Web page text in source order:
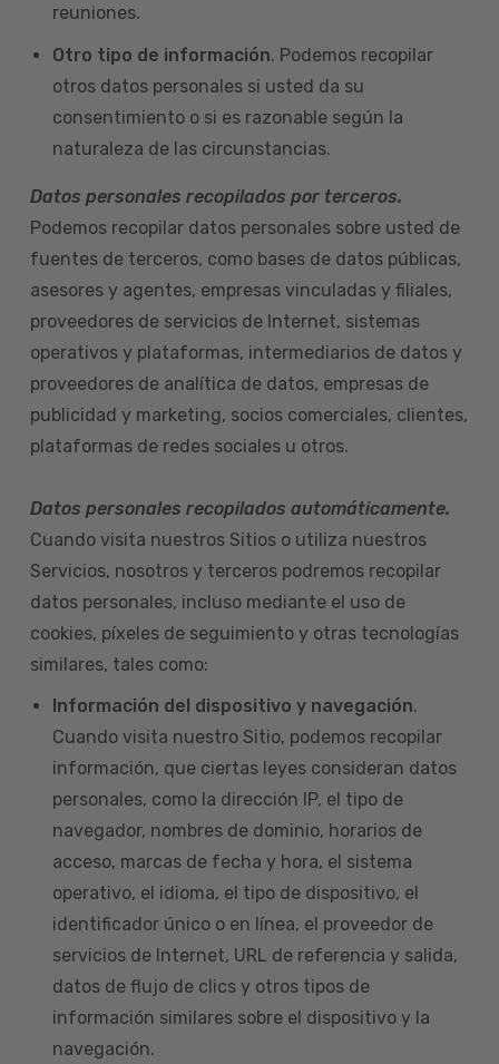
reuniones.
Otro tipo de información. Podemos recopilar
otros datos personales si usted da su
consentimiento o si es razonable según la
naturaleza de las circunstancias.
Datos personales recopilados por terceros.
Podemos recopilar datos personales sobre usted de
fuentes de terceros, como bases de datos públicas,
asesores y agentes, empresas vinculadas y filiales,
proveedores de servicios de Internet, sistemas
operativos y plataformas, intermediarios de datos y
proveedores de analítica de datos, empresas de
publicidad y marketing, socios comerciales, clientes,
plataformas de redes sociales u otros.
Datos personales recopilados automáticamente.
Cuando visita nuestros Sitios o utiliza nuestros
Servicios, nosotros y terceros podremos recopilar
datos personales, incluso mediante el uso de
cookies, píxeles de seguimiento y otras tecnologías
similares, tales como:
Información del dispositivo y navegación.
Cuando visita nuestro Sitio, podemos recopilar
información, que ciertas leyes consideran datos
personales, como la dirección IP, el tipo de
navegador, nombres de dominio, horarios de
acceso, marcas de fecha y hora, el sistema
operativo, el idioma, el tipo de dispositivo, el
identificador único o en línea, el proveedor de
servicios de Internet, URL de referencia y salida,
datos de flujo de clics y otros tipos de
información similares sobre el dispositivo y la
navegación.